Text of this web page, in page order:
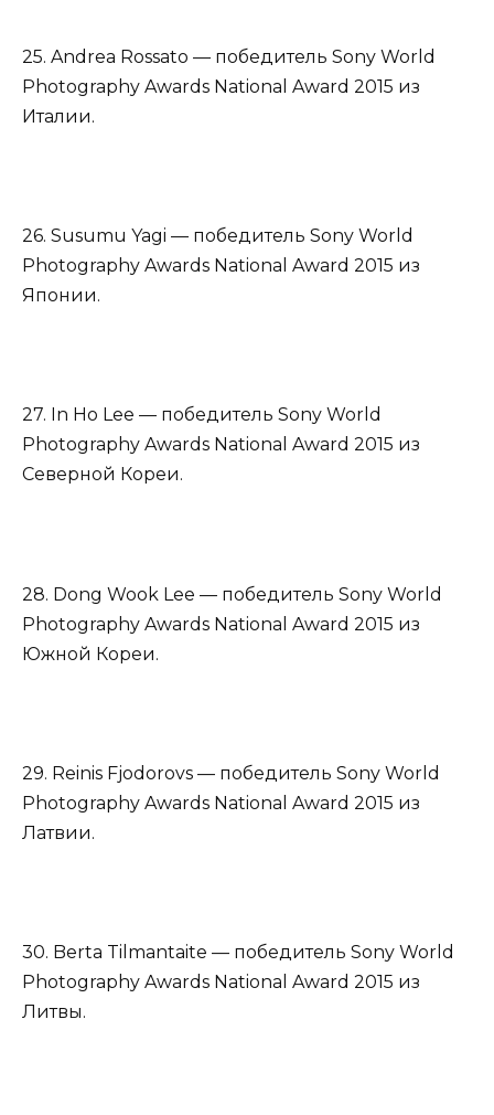
25. Andrea Rossato — победитель Sony World
Photography Awards National Award 2015 из
Италии.
26. Susumu Yagi — победитель Sony World
Photography Awards National Award 2015 из
Японии.
27. In Ho Lee — победитель Sony World
Photography Awards National Award 2015 из
Северной Кореи.
28. Dong Wook Lee — победитель Sony World
Photography Awards National Award 2015 из
Южной Кореи.
29. Reinis Fjodorovs — победитель Sony World
Photography Awards National Award 2015 из
Латвии.
30. Berta Tilmantaite — победитель Sony World
Photography Awards National Award 2015 из
Литвы.